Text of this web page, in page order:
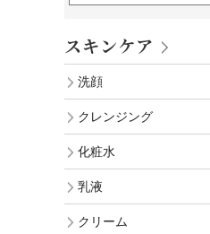
スキンケア
洗顔
クレンジング
化粧水
乳液
クリーム